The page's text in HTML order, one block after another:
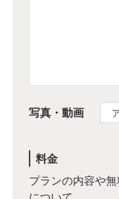
写真・動画
料金
プランの内容や